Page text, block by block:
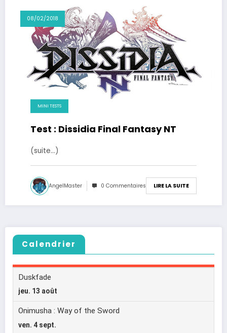
08/02/2018
MINI TESTS
Test : Dissidia Final Fantasy NT
(suite…)
AngelMaster 0 Commentaires LIRE LA SUITE
Calendrier